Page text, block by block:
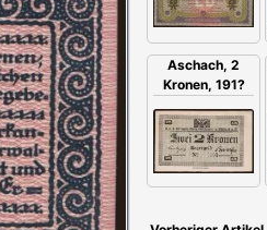
Aschach, 2
Kronen, 191?